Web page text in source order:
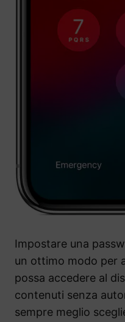
Impostare una
un ottimo modo per
possa accedere al
contenuti senza
sempre meglio